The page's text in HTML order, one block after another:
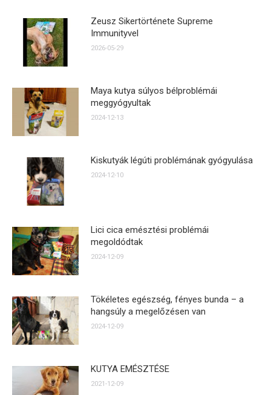
Zeusz Sikertörténete Supreme
Immunityvel
2026-05-29
Maya kutya súlyos bélproblémái
meggyógyultak
2024-12-13
Kiskutyák légúti problémának gyógyulása
2024-12-10
Lici cica emésztési problémái
megoldódtak
2024-12-09
Tökéletes egészség, fényes bunda – a
hangsúly a megelőzésen van
2024-12-09
KUTYA EMÉSZTÉSE
2021-12-09